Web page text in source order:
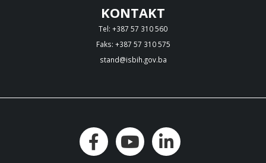
KONTAKT
Tel: +387 57 310 560
Faks: +387 57 310 575
stand@isbih.gov.ba